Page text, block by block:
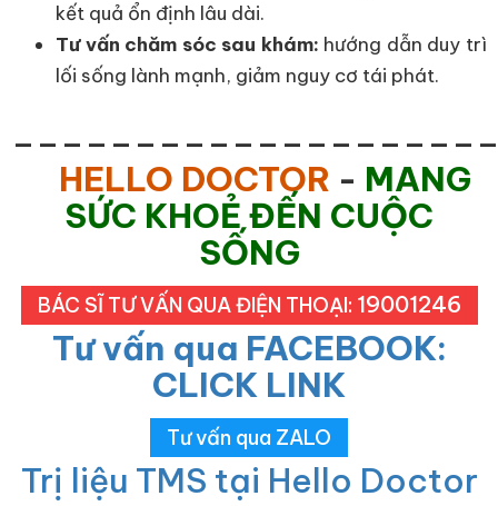
kết quả ổn định lâu dài.
Tư vấn chăm sóc sau khám: hướng dẫn duy trì
lối sống lành mạnh, giảm nguy cơ tái phát.
HELLO DOCTOR - MANG
SỨC KHOẺ ĐẾN CUỘC
SỐNG
BÁC SĨ TƯ VẤN QUA ĐIỆN THOẠI: 19001246
Tư vấn qua FACEBOOK:
CLICK LINK
Tư vấn qua ZALO
Trị liệu TMS tại Hello Doctor